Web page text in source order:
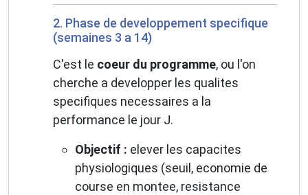
2. Phase de developpement specifique
(semaines 3 a 14)
C'est le coeur du programme, ou l'on
cherche a developper les qualites
specifiques necessaires a la
performance le jour J.
Objectif : elever les capacites
physiologiques (seuil, economie de
course en montee, resistance